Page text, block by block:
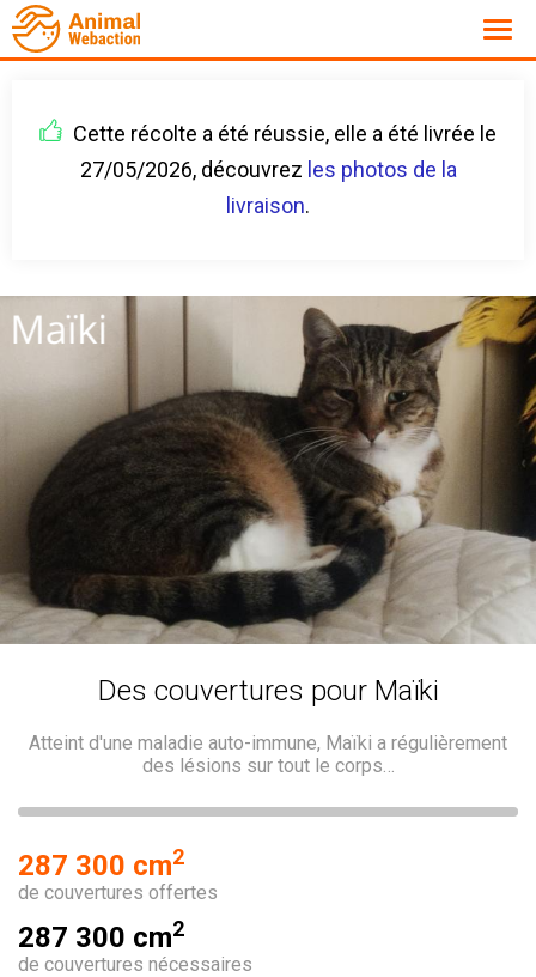
Cette récolte a été réussie, elle a été livrée le
27/05/2026, découvrez les photos de la
livraison.
Des couvertures pour Maïki
Atteint d'une maladie auto-immune, Maïki a régulièrement
des lésions sur tout le corps…
287 300 cm2
de couvertures offertes
287 300 cm2
de couvertures nécessaires